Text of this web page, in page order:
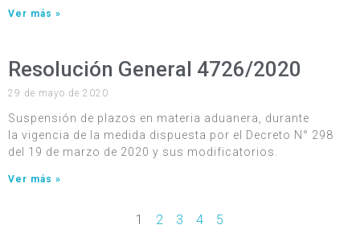
Ver más »
Resolución General 4726/2020
29 de mayo de 2020
Suspensión de plazos en materia aduanera, durante
la vigencia de la medida dispuesta por el Decreto N° 298
del 19 de marzo de 2020 y sus modificatorios.
Ver más »
1 2 3 4 5